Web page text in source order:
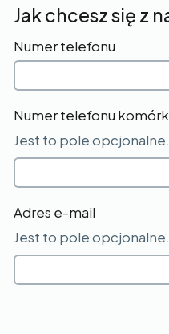
Jak chcesz się z
Numer telefonu
Numer telefonu
Jest to pole opcjonalne.
Adres e-mail
Jest to pole opcjonalne.